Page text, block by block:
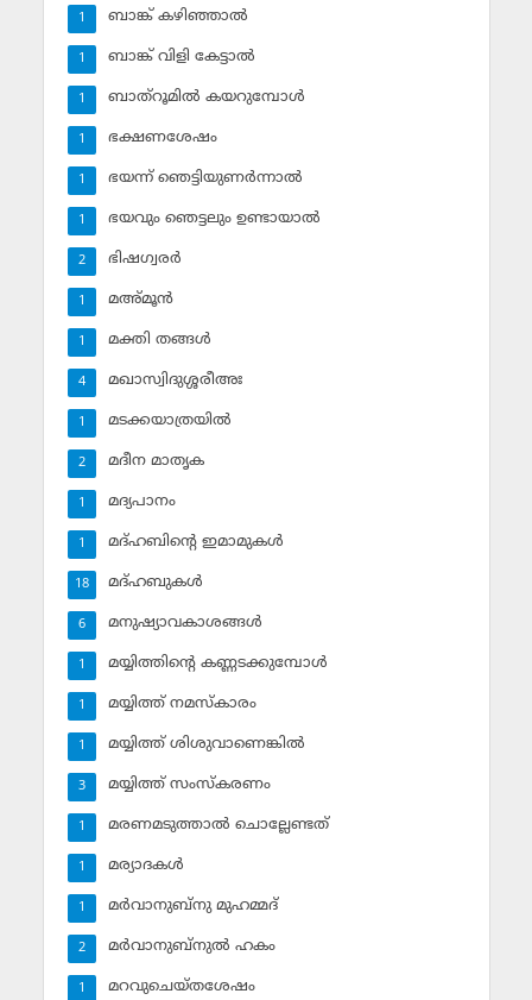
ബാങ്ക് കഴിഞ്ഞാല്‍
1
ബാങ്ക് വിളി കേട്ടാല്‍
1
ബാത്‌റൂമില്‍ കയറുമ്പോള്‍
1
ഭക്ഷണശേഷം
1
ഭയന്ന് ഞെട്ടിയുണര്‍ന്നാല്‍
1
ഭയവും ഞെട്ടലും ഉണ്ടായാല്‍
1
ഭിഷഗ്വരര്‍
2
മഅ്മൂന്‍
1
മക്തി തങ്ങള്‍
1
മഖാസ്വിദുശ്ശരീഅഃ
4
മടക്കയാത്രയില്‍
1
മദീന മാതൃക
2
മദ്യപാനം
1
മദ്ഹബിന്റെ ഇമാമുകള്‍
1
മദ്ഹബുകള്‍
18
മനുഷ്യാവകാശങ്ങള്‍
6
മയ്യിത്തിന്റെ കണ്ണടക്കുമ്പോള്‍
1
മയ്യിത്ത് നമസ്‌കാരം
1
മയ്യിത്ത് ശിശുവാണെങ്കില്‍
1
മയ്യിത്ത് സംസ്‌കരണം
3
മരണമടുത്താല്‍ ചൊല്ലേണ്ടത്
1
മര്യാദകള്‍
1
മര്‍വാനുബ്‌നു മുഹമ്മദ്
1
മര്‍വാനുബ്‌നുല്‍ ഹകം
2
മറവുചെയ്തശേഷം
1